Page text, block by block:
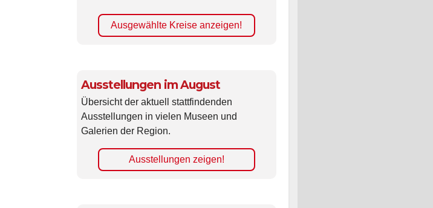
Ausgewählte Kreise anzeigen!
Ausstellungen im August
Übersicht der aktuell stattfindenden
Ausstellungen in vielen Museen und
Galerien der Region.
Ausstellungen zeigen!